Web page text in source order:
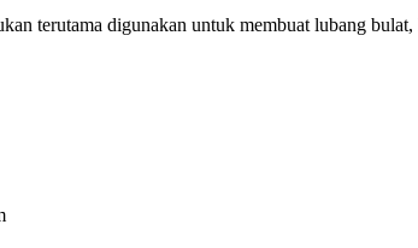
terutama digunakan untuk membuat lubang